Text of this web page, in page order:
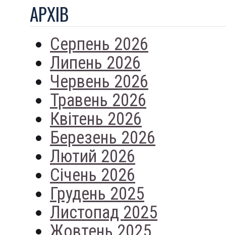
АРХIВ
Серпень 2026
Липень 2026
Червень 2026
Травень 2026
Квітень 2026
Березень 2026
Лютий 2026
Січень 2026
Грудень 2025
Листопад 2025
Жовтень 2025